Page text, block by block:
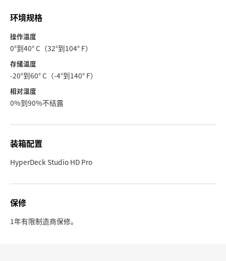
环境规格
操作温度
0°到40° C（32°到104° F）
存储温度
-20°到60° C（-4°到140° F）
相对湿度
0%到90%不结露
装箱配置
HyperDeck Studio HD Pro
保修
1年有限制造商保修。